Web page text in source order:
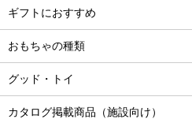
ギフトにおすすめ
おもちゃの種類
グッド・トイ
カタログ掲載商品（施設向け）